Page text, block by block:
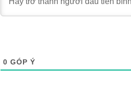
0 GÓP Ý